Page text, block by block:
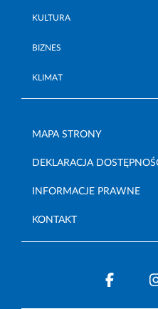
KULTURA
BIZNES
KLIMAT
MAPA STRONY
DEKLARACJA
INFORMACJE PRAWNE
KONTAKT